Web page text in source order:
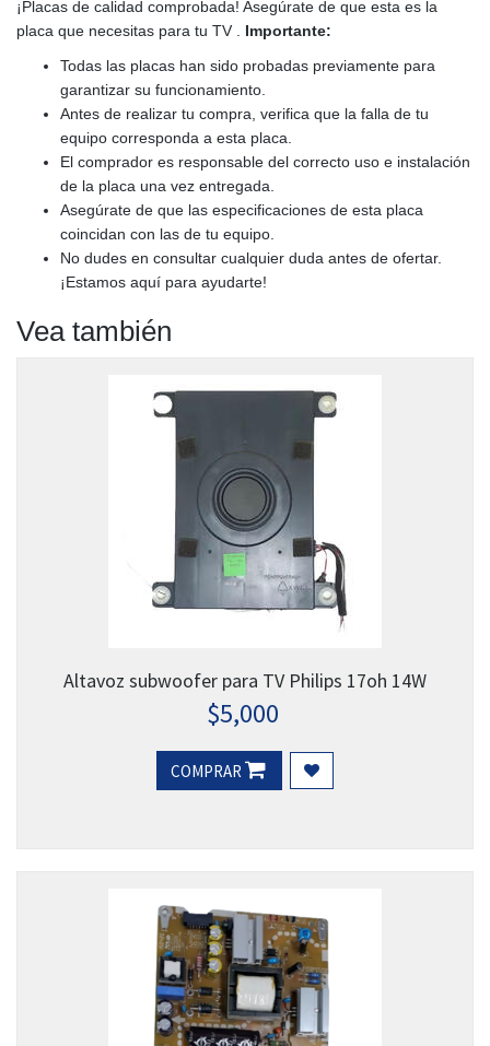
¡Placas de calidad comprobada! Asegúrate de que esta es la
placa que necesitas para tu TV . Importante:
Todas las placas han sido probadas previamente para
garantizar su funcionamiento.
Antes de realizar tu compra, verifica que la falla de tu
equipo corresponda a esta placa.
El comprador es responsable del correcto uso e instalación
de la placa una vez entregada.
Asegúrate de que las especificaciones de esta placa
coincidan con las de tu equipo.
No dudes en consultar cualquier duda antes de ofertar.
¡Estamos aquí para ayudarte!
Vea también
Altavoz subwoofer para TV Philips 17oh 14W
$5,000
COMPRAR